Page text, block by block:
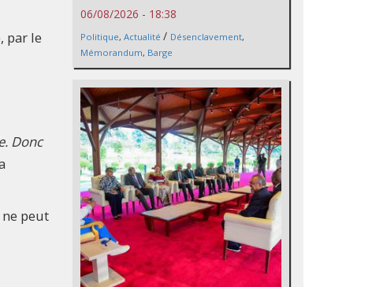
par le
Donc
peut
06/08/2026 - 18:38
Politique, Actualité / Désenclavement,
Mémorandum, Barge